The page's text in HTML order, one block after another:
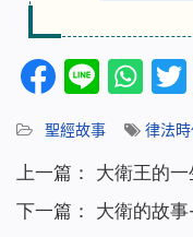
Line
聖經故事 律法
上一篇：
大衛王的
下一篇：
大衛的故